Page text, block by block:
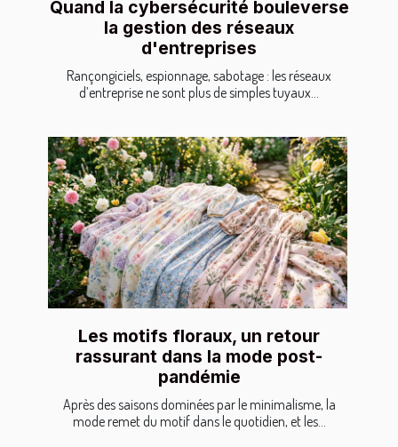
Quand la cybersécurité bouleverse
la gestion des réseaux
d'entreprises
Rançongiciels, espionnage, sabotage : les réseaux
d’entreprise ne sont plus de simples tuyaux...
Les motifs floraux, un retour
rassurant dans la mode post-
pandémie
Après des saisons dominées par le minimalisme, la
mode remet du motif dans le quotidien, et les...